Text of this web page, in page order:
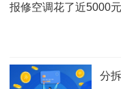
报修空调花了近5000
分